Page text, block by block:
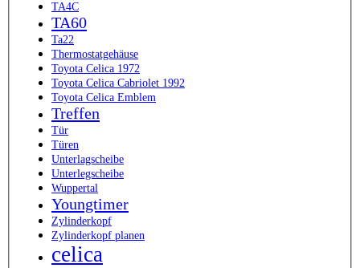
TA4C
TA60
Ta22
Thermostatgehäuse
Toyota Celica 1972
Toyota Celica Cabriolet 1992
Toyota Celica Emblem
Treffen
Tür
Türen
Unterlagscheibe
Unterlegscheibe
Wuppertal
Youngtimer
Zylinderkopf
Zylinderkopf planen
celica